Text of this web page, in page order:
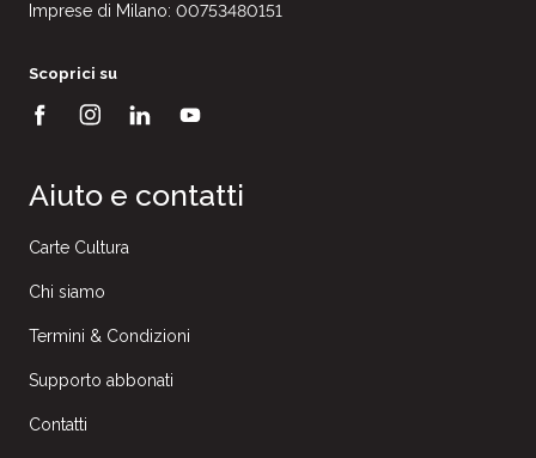
Imprese di Milano: 00753480151
Scoprici su
Aiuto e contatti
Carte Cultura
Chi siamo
Termini & Condizioni
Supporto abbonati
Contatti